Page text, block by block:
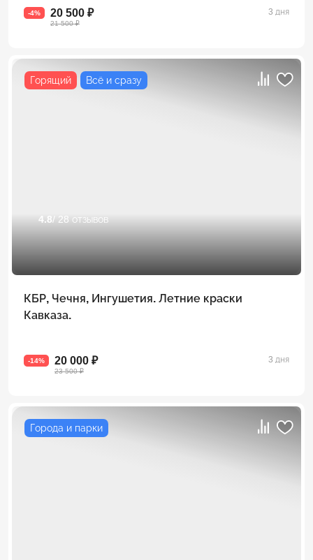
-4% 20 500 ₽
21 500 ₽
3 дня
Горящий Всё и сразу
4.8/ 28 отзывов
КБР, Чечня, Ингушетия. Летние краски
Кавказа.
-14% 20 000 ₽
23 500 ₽
3 дня
Города и парки